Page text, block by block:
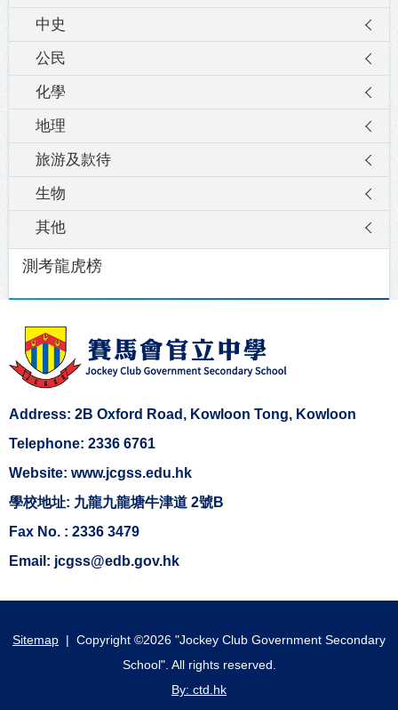
中史
公民
化學
地理
旅游及款待
生物
其他
測考龍虎榜
Address: 2B Oxford Road, Kowloon Tong, Kowloon
Telephone: 2336 6761
Website: www.jcgss.edu.hk
學校地址: 九龍九龍塘牛津道 2號B
Fax No. : 2336 3479
Email: jcgss@edb.gov.hk
Sitemap | Copyright ©2026 "Jockey Club Government Secondary
School". All rights reserved.
By: ctd.hk